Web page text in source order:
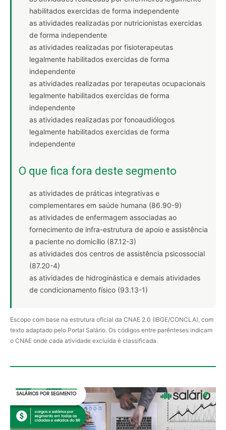
habilitados exercidas de forma independente
as atividades realizadas por nutricionistas exercidas
de forma independente
as atividades realizadas por fisioterapeutas
legalmente habilitados exercidas de forma
independente
as atividades realizadas por terapeutas ocupacionais
legalmente habilitados exercidas de forma
independente
as atividades realizadas por fonoaudiólogos
legalmente habilitados exercidas de forma
independente
O que fica fora deste segmento
as atividades de práticas integrativas e
complementares em saúde humana (86.90-9)
as atividades de enfermagem associadas ao
fornecimento de infra-estrutura de apoio e assistência
a paciente no domicílio (87.12-3)
as atividades dos centros de assistência psicossocial
(87.20-4)
as atividades de hidroginástica e demais atividades
de condicionamento físico (93.13-1)
Escopo com base na estrutura oficial da CNAE 2.0 (IBGE/CONCLA), com
texto adaptado pelo Portal Salário. Os códigos entre parênteses indicam
o CNAE onde cada atividade excluída é classificada.